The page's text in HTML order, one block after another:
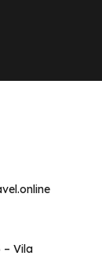
– Vila